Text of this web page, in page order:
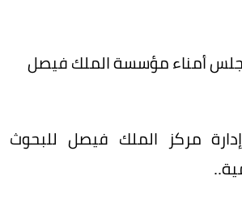
أمناء مؤسسة الملك فيصل
مركز الملك فيصل للبحوث